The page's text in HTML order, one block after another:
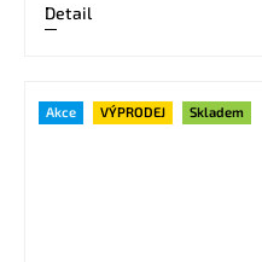
Detail
Akce VÝPRODEJ Skladem